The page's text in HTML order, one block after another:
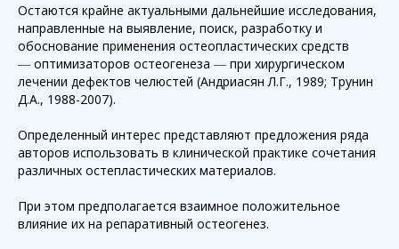
Остаются крайне актуальными дальнейшие исследования,
направленные на выявление, поиск, разработку и
обоснование применения остеопластических средств
— оптимизаторов остеогенеза — при хирургическом
лечении дефектов челюстей (Андриасян Л.Г., 1989; Трунин
Д.А., 1988-2007).
Определенный интерес представляют предложения ряда
авторов использовать в клинической практике сочетания
различных остепластических материалов.
При этом предполагается взаимное положительное
влияние их на репаративный остеогенез.